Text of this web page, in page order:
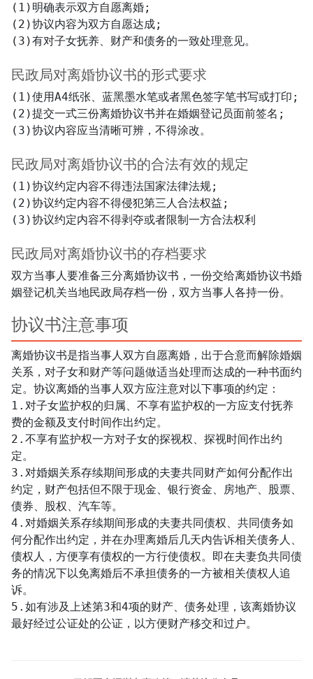
(1)明确表示双方自愿离婚;
(2)协议内容为双方自愿达成;
民政局对离婚协议书的形式要求
(1)使用A4纸张、蓝黑墨水笔或者黑色签字笔书写或打印;
(2)提交一式三份离婚协议书并在婚姻登记员面前签名;
民政局对离婚协议书的合法有效的规定
(1)协议约定内容不得违法国家法律法规;
(2)协议约定内容不得侵犯第三人合法权益;
民政局对离婚协议书的存档要求
双方当事人要准备三分离婚协议书，一份交给离婚协议书婚
姻登记机关当地民政局存档一份，双方当事人各持一份。
协议书注意事项
离婚协议书是指当事人双方自愿离婚，出于合意而解除婚姻
关系，对子女和财产等问题做适当处理而达成的一种书面约
定。协议离婚的当事人双方应注意对以下事项的约定：
1.对子女监护权的归属、不享有监护权的一方应支付抚养
费的金额及支付时间作出约定。
2.不享有监护权一方对子女的探视权、探视时间作出约
定。
3.对婚姻关系存续期间形成的夫妻共同财产如何分配作出
约定，财产包括但不限于现金、银行资金、房地产、股票、
债券、股权、汽车等。
4.对婚姻关系存续期间形成的夫妻共同债权、共同债务如
何分配作出约定，并在办理离婚后几天内告诉相关债务人、
债权人，方便享有债权的一方行使债权。即在夫妻负共同债
务的情况下以免离婚后不承担债务的一方被相关债权人追
诉。
5.如有涉及上述第3和4项的财产、债务处理，该离婚协议
最好经过公证处的公证，以方便财产移交和过户。